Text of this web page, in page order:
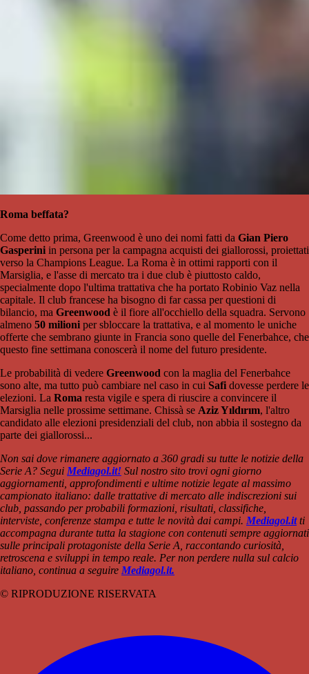
Roma beffata?
Come detto prima, Greenwood è uno dei nomi fatti da Gian Piero
Gasperini in persona per la campagna acquisti dei giallorossi, proiettati
verso la Champions League. La Roma è in ottimi rapporti con il
Marsiglia, e l'asse di mercato tra i due club è piuttosto caldo,
specialmente dopo l'ultima trattativa che ha portato Robinio Vaz nella
capitale. Il club francese ha bisogno di far cassa per questioni di
bilancio, ma Greenwood è il fiore all'occhiello della squadra. Servono
almeno 50 milioni per sbloccare la trattativa, e al momento le uniche
offerte che sembrano giunte in Francia sono quelle del Fenerbahce, che
questo fine settimana conoscerà il nome del futuro presidente.
Le probabilità di vedere Greenwood con la maglia del Fenerbahce
sono alte, ma tutto può cambiare nel caso in cui Safi dovesse perdere le
elezioni. La Roma resta vigile e spera di riuscire a convincere il
Marsiglia nelle prossime settimane. Chissà se Aziz Yıldırım, l'altro
candidato alle elezioni presidenziali del club, non abbia il sostegno da
parte dei giallorossi...
Non sai dove rimanere aggiornato a 360 gradi su tutte le notizie della
Serie A? Segui Mediagol.it! Sul nostro sito trovi ogni giorno
aggiornamenti, approfondimenti e ultime notizie legate al massimo
campionato italiano: dalle trattative di mercato alle indiscrezioni sui
club, passando per probabili formazioni, risultati, classifiche,
interviste, conferenze stampa e tutte le novità dai campi. Mediagol.itti
accompagna durante tutta la stagione con contenuti sempre aggiornati
sulle principali protagoniste della Serie A, raccontando curiosità,
retroscena e sviluppi in tempo reale. Per non perdere nulla sul calcio
italiano, continua a seguire Mediagol.it.
© RIPRODUZIONE RISERVATA